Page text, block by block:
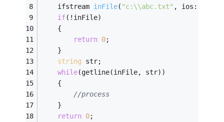
ifstream inFile( "c:\\abc.txt" , ios::in)
if(!inFile)
    {
return 0;
    }
string str;
while(getline(inFile, str))
    {
//process
    }
return 0;